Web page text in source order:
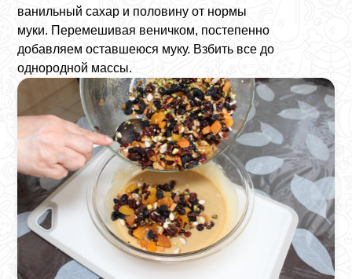
ванильный сахар и половину от нормы
муки. Перемешивая веничком, постепенно
добавляем оставшеюся муку. Взбить все до
однородной массы.